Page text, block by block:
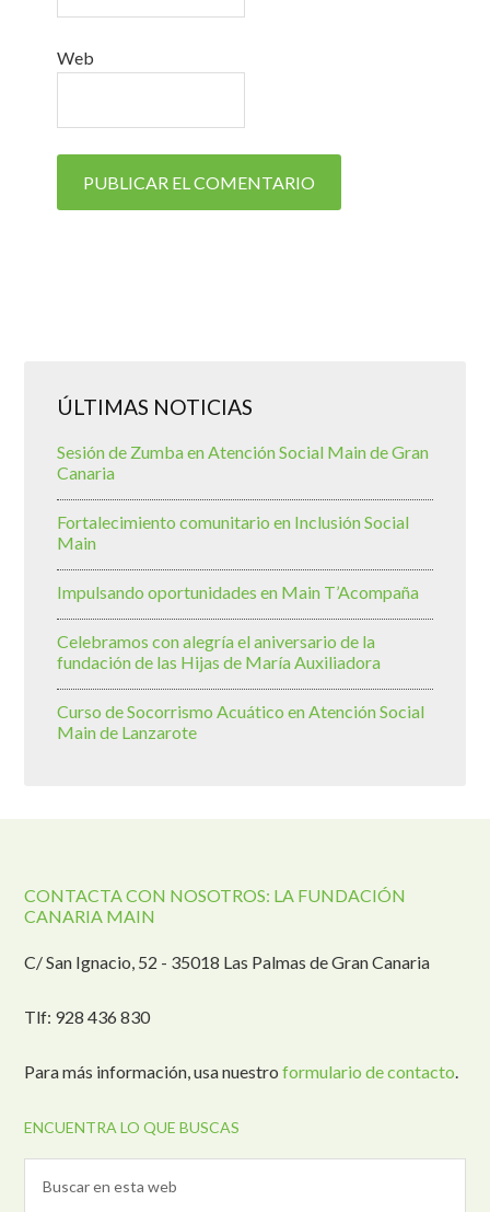
Web
ÚLTIMAS NOTICIAS
Sesión de Zumba en Atención Social Main de Gran
Canaria
Fortalecimiento comunitario en Inclusión Social
Main
Impulsando oportunidades en Main T’Acompaña
Celebramos con alegría el aniversario de la
fundación de las Hijas de María Auxiliadora
Curso de Socorrismo Acuático en Atención Social
Main de Lanzarote
CONTACTA CON NOSOTROS: LA FUNDACIÓN
CANARIA MAIN
C/ San Ignacio, 52 - 35018 Las Palmas de Gran Canaria
Tlf: 928 436 830
Para más información, usa nuestroformulario de contacto.
ENCUENTRA LO QUE BUSCAS